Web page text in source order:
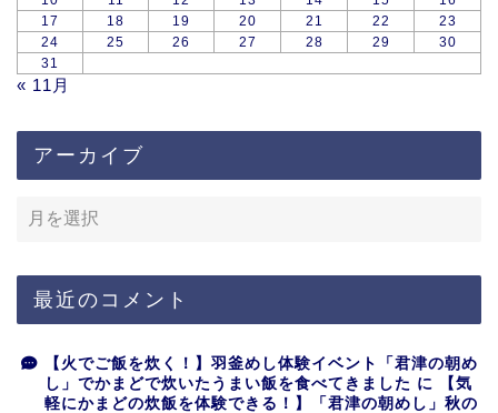
17
18 19 20 21 22
23
24
25 26 27 28 29
30
31
« 11月
アーカイブ
最近のコメント
【火でご飯を炊く！】羽釜めし体験イベント「君津の朝め
し」でかまどで炊いたうまい飯を食べてきました に
【気
軽にかまどの炊飯を体験できる！】「君津の朝めし」秋の